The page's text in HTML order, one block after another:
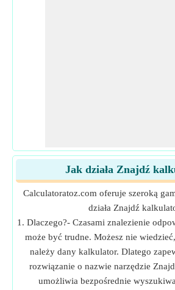
Jak działa Znajdź
Calculatoratoz.com oferuje szeroką
działa Znajdź
1. Dlaczego?- Czasami znalezienie
może być trudne. Możesz nie
należy dany kalkulator. Dlatego
rozwiązanie o nazwie narzędzie
umożliwia bezpośrednie